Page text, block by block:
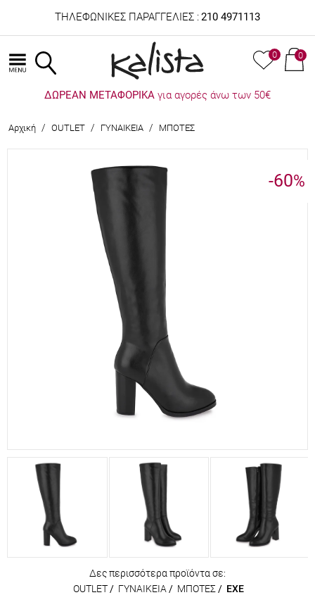
ΤΗΛΕΦΩΝΙΚΕΣ ΠΑΡΑΓΓΕΛΙΕΣ : 210 4971113
0 0
ΔΩΡΕΑΝ ΜΕΤΑΦΟΡΙΚΑ για αγορές άνω των 50€
Αρχική / OUTLET / ΓΥΝΑΙΚΕΙΑ / ΜΠΟΤΕΣ
-60%
Δες περισσότερα προϊόντα σε:
OUTLET / ΓΥΝΑΙΚΕΙΑ / ΜΠΟΤΕΣ / EXE